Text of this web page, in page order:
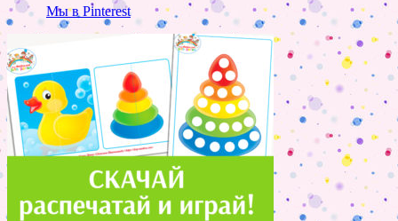
Мы в Pinterest